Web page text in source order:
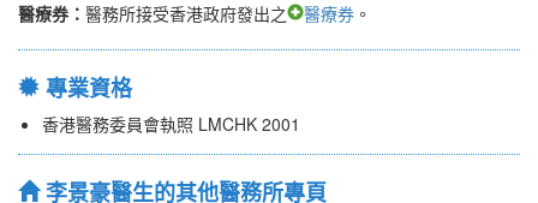
醫療券： 醫務所接受香港政府發出之 醫療券 。
專業資格
香港醫務委員會執照 LMCHK 2001
李景豪醫生的其他醫務所專頁